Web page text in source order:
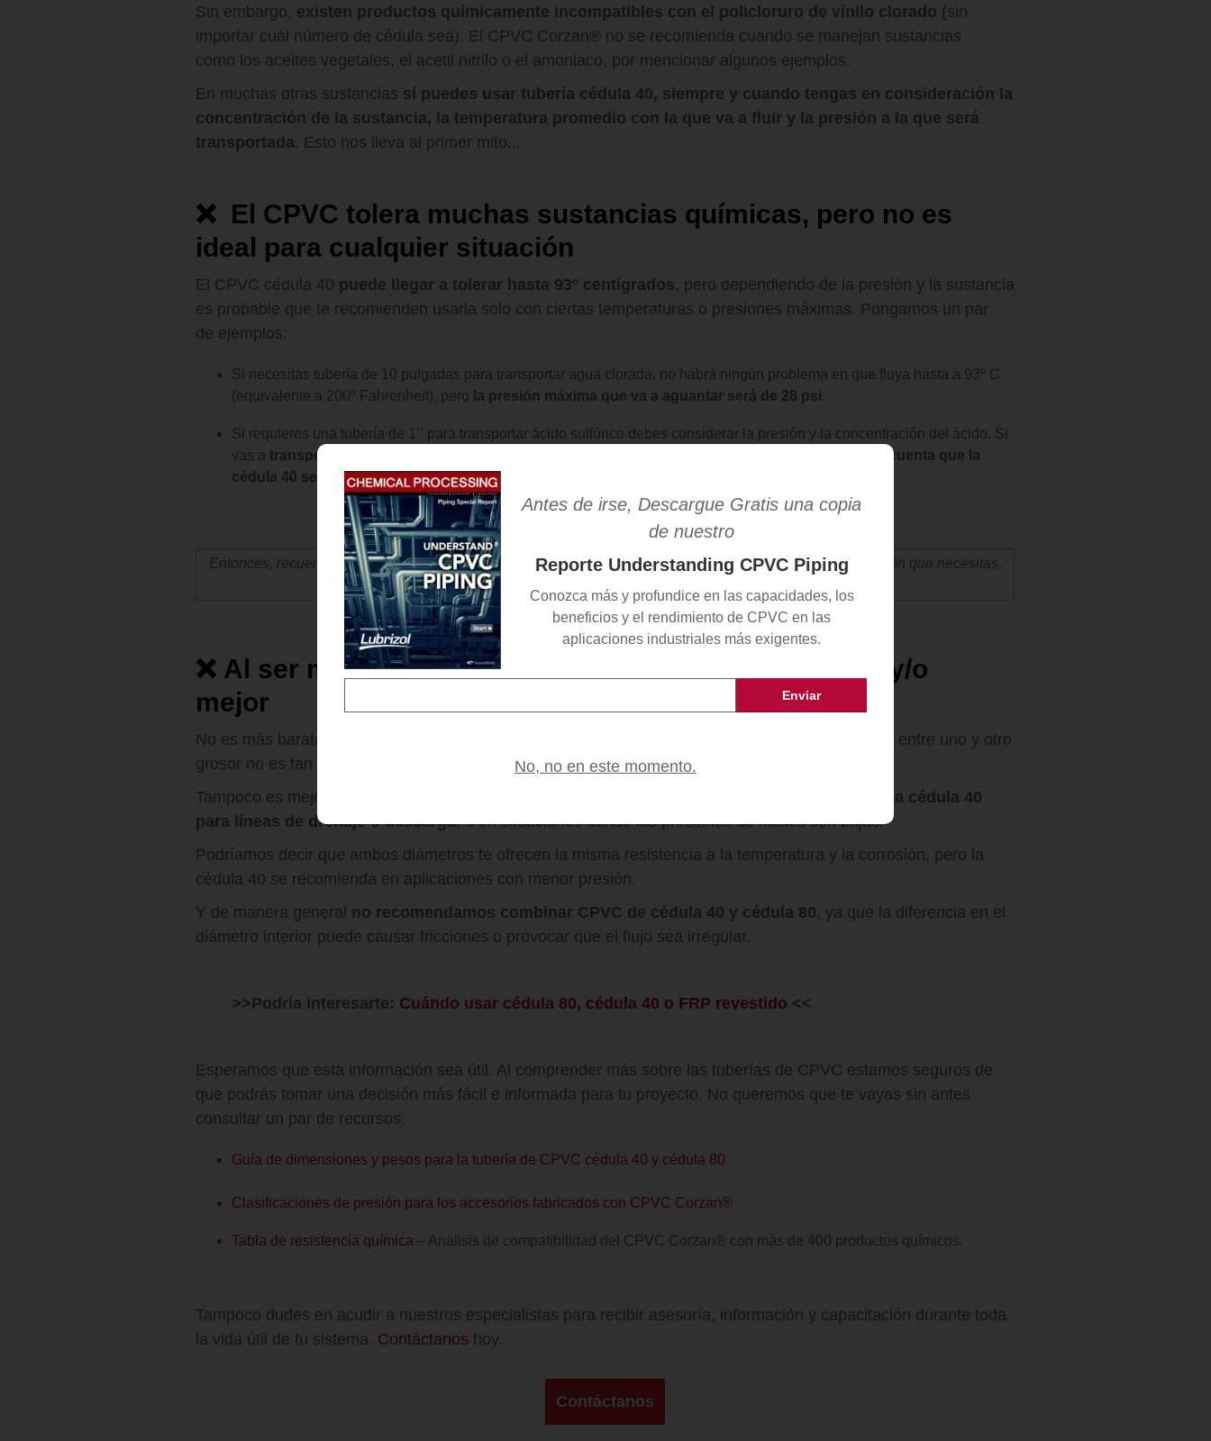
Sin embargo, existen productos químicamente incompatibles con el policloruro de vinilo clorado (sin
importar cuál número de cédula sea). El CPVC Corzan® no se recomienda cuando se manejan sustancias
como los aceites vegetales, el acetil nitrilo o el amoniaco, por mencionar algunos ejemplos.
En muchas otras sustancias sí puedes usar tubería cédula 40, siempre y cuando tengas en consideración la
concentración de la sustancia, la temperatura promedio con la que va a fluir y la presión a la que será
transportada. Esto nos lleva al primer mito...
❌ El CPVC tolera muchas sustancias químicas, pero no es
ideal para cualquier situación
El CPVC cédula 40 puede llegar a tolerar hasta 93º centígrados, pero dependiendo de la presión y la sustancia
es probable que te recomienden usarla solo con ciertas temperaturas o presiones máximas. Pongamos un par
de ejemplos:
Si necesitas tubería de 10 pulgadas para transportar agua clorada, no habrá ningún problema en que fluya hasta a 93º C
(equivalente a 200º Fahrenheit), pero la presión máxima que va a aguantar será de 28 psi.
Si requieres una tubería de 1’’ para transportar ácido sulfúrico debes considerar la presión y la concentración del ácido. Si
vas a transportar ácido al 50% de concentración y necesitas que fluya a 90
º C, deberás tomar en cuenta que la
cédula 40 se recomienda para una presión que no supere los 90 psi
Entonces, recuerda: dependiendo de la sustancia, el porcentaje de concentración, la temperatura y la presión que necesitas,
podrás decidir si el CPVC cédula 40 es para ti o si tal vez requieras la cédula 80.
❌ Al ser más delgada que la cédula 80, es más barata y/o
mejor
No es más barata por ser más delgada. Debes considerar que, en México, la diferencia de precio entre uno y otro
grosor no es tan significativa.
Tampoco es mejor o peor. Simplemente
la cédula 80 se recomienda para ciertas presiones y la cédula 40
para líneas de drenaje o descarga, o en situaciones donde las presiones de fluidos son bajas.
Podríamos decir que ambos diámetros te ofrecen la misma resistencia a la temperatura y la corrosión, pero la
cédula 40 se recomienda en aplicaciones con menor presión.
Y de manera general no recomendamos combinar CPVC de cédula 40 y cédula 80, ya que la diferencia en el
diámetro interior puede causar fricciones o provocar que el flujo sea irregular.
>>Podría interesarte: Cuándo usar cédula 80, cédula 40 o FRP revestido <<
Esperamos que esta información sea útil. Al comprender más sobre las tuberías de CPVC estamos seguros de
que podrás tomar una decisión más fácil e informada para tu proyecto. No queremos que te vayas sin antes
consultar un par de recursos:
Guía de dimensiones y pesos para la tubería de CPVC cédula 40 y cédula 80
Clasificaciones de presión para los accesorios fabricados con CPVC Corzan®
Tabla de resistencia química – Análisis de compatibilidad del CPVC Corzan® con más de 400 productos químicos.
Tampoco dudes en acudir a nuestros especialistas para recibir asesoría, información y capacitación durante toda
la vida útil de tu sistema. Contáctanos hoy.
Contáctanos
Antes de irse, Descargue Gratis una copia
de nuestro
Reporte Understanding CPVC Piping
Conozca más y profundice en las capacidades, los
beneficios y el rendimiento de CPVC en las
aplicaciones industriales más exigentes.
No, no en este momento.